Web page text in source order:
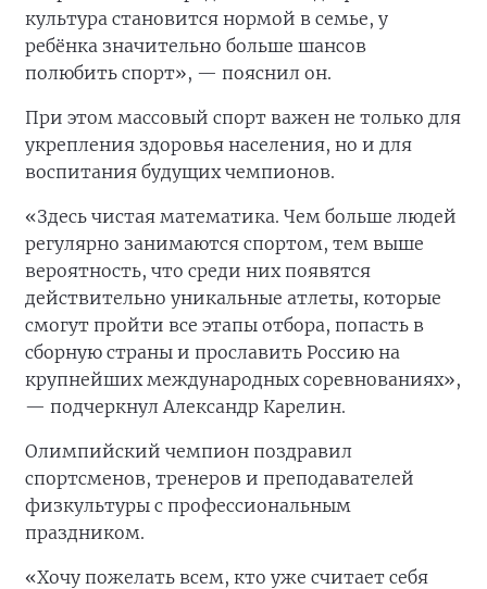
культура становится нормой в семье, у
ребёнка значительно больше шансов
полюбить спорт», — пояснил он.
При этом массовый спорт важен не только для
укрепления здоровья населения, но и для
воспитания будущих чемпионов.
«Здесь чистая математика. Чем больше людей
регулярно занимаются спортом, тем выше
вероятность, что среди них появятся
действительно уникальные атлеты, которые
смогут пройти все этапы отбора, попасть в
сборную страны и прославить Россию на
крупнейших международных соревнованиях»,
— подчеркнул Александр Карелин.
Олимпийский чемпион поздравил
спортсменов, тренеров и преподавателей
физкультуры с профессиональным
праздником.
«Хочу пожелать всем, кто уже считает себя